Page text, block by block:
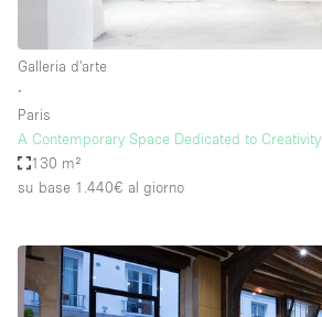
Galleria d'arte
∙
Paris
A Contemporary Space Dedicated to Creativity
130 m²
su base 1.440€ al giorno